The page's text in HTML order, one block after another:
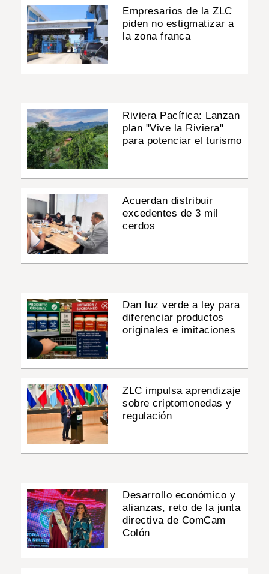
Empresarios de la ZLC
piden no estigmatizar a
la zona franca
Riviera Pacífica: Lanzan
plan "Vive la Riviera"
para potenciar el turismo
Acuerdan distribuir
excedentes de 3 mil
cerdos
Dan luz verde a ley para
diferenciar productos
originales e imitaciones
ZLC impulsa aprendizaje
sobre criptomonedas y
regulación
Desarrollo económico y
alianzas, reto de la junta
directiva de ComCam
Colón